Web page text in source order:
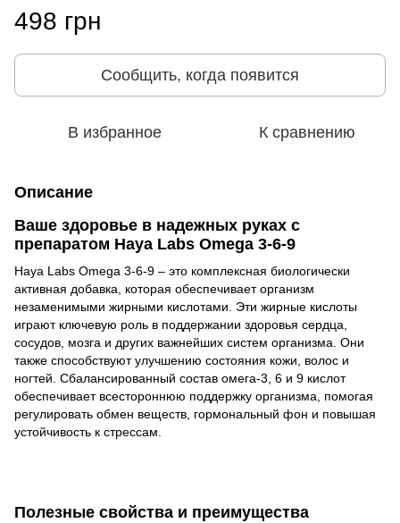
498 грн
Сообщить, когда появится
В избранное К сравнению
Описание
Ваше здоровье в надежных руках с
препаратом Haya Labs Omega 3-6-9
Haya Labs Omega 3-6-9 – это комплексная биологически
активная добавка, которая обеспечивает организм
незаменимыми жирными кислотами. Эти жирные кислоты
играют ключевую роль в поддержании здоровья сердца,
сосудов, мозга и других важнейших систем организма. Они
также способствуют улучшению состояния кожи, волос и
ногтей. Сбалансированный состав омега-3, 6 и 9 кислот
обеспечивает всестороннюю поддержку организма, помогая
регулировать обмен веществ, гормональный фон и повышая
устойчивость к стрессам.
Полезные свойства и преимущества